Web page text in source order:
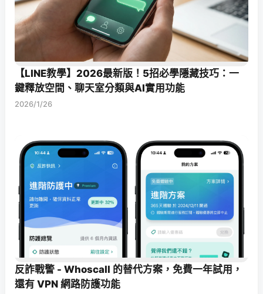
【LINE教學】2026最新版！5招必學隱藏技巧：一
鍵釋放空間、聊天室分類與AI實用功能
2026/1/26
反詐戰警 - Whoscall 的替代方案，免費一年試用，
還有 VPN 網路防護功能